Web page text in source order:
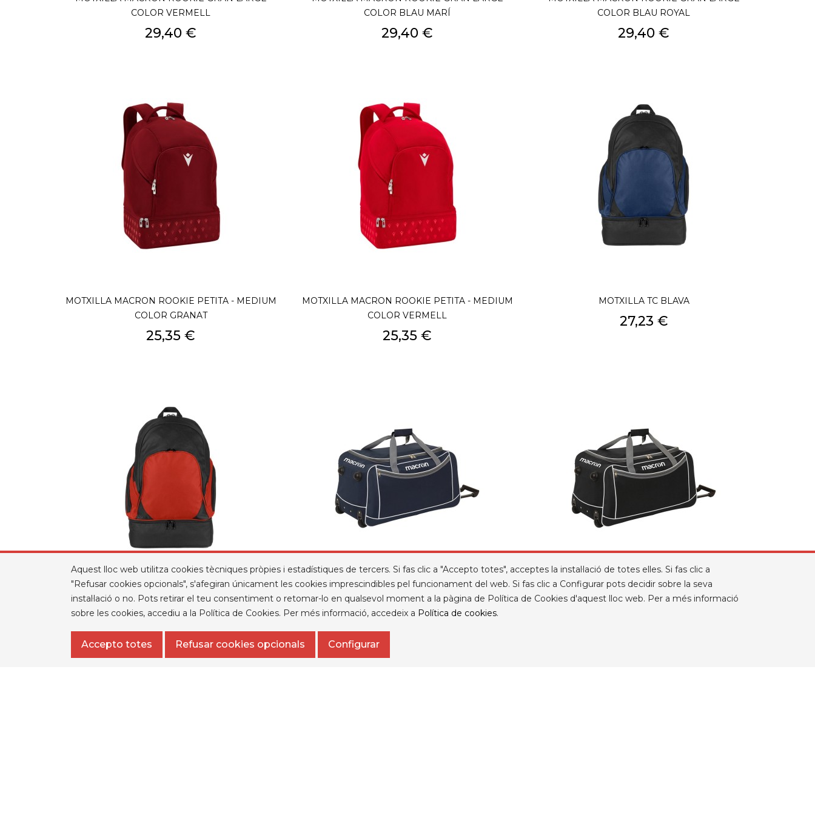
COLOR VERMELL
Preu
29,40 €
COLOR BLAU MARÍ
Preu
29,40 €
COLOR BLAU ROYAL
Preu
29,40 €
MOTXILLA MACRON ROOKIE PETITA - MEDIUM
COLOR GRANAT
Preu
25,35 €
MOTXILLA MACRON ROOKIE PETITA - MEDIUM
COLOR VERMELL
Preu
25,35 €
MOTXILLA TC BLAVA
Preu
27,23 €
MOTXILLA TC VERMELLA
Preu
BOSSA TROLLEY AMB RODES MACRON
COMPASS COLOR BLAU MARÍ
BOSSA TROLLEY AMB RODES MACRON
Aquest lloc web utilitza cookies tècniques pròpies i estadístiques de tercers. Si fas clic a "Accepto totes", acceptes la instal·lació de totes elles. Si fas clic a
"Refusar cookies opcionals", s'afegiran únicament les cookies imprescindibles pel funcionament del web. Si fas clic a Configurar pots decidir sobre la seva
instal·lació o no. Pots retirar el teu consentiment o retomar-lo en qualsevol moment a la pàgina de Política de Cookies d'aquest lloc web. Per a més informació
sobre les cookies, accediu a la Política de Cookies. Per més informació, accedeix a Política de cookies.
Accepto totes Refusar cookies opcionals Configurar